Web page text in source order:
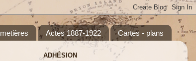
Actes 1887-1922 Cartes - plans
ADHÉSION